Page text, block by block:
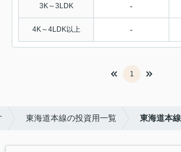
3K～3LDK -
4K～4LDK以上 -
1
東海道本線の投資用一覧 東海道本